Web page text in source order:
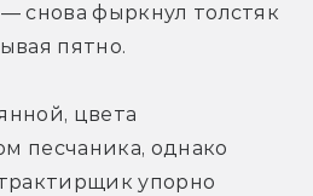
снова фыркнул толстяк
пятно.
цвета
песчаника, однако
упорно